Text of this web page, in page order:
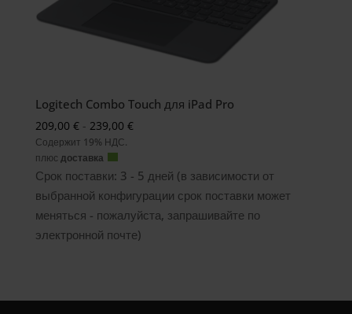
Logitech Combo Touch для iPad Pro
209,00 € - 239,00 €Preisspanne:
239,00 €
Содержит 19% НДС.
плюс доставка
Срок поставки: 3 - 5 дней (в зависимости от
выбранной конфигурации срок поставки может
меняться - пожалуйста, запрашивайте по
электронной почте)